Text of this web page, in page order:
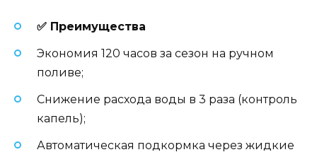
✅ Преимущества
Экономия 120 часов за сезон на ручном
поливе;
Снижение расхода воды в 3 раза (контроль
капель);
Автоматическая подкормка через жидкие